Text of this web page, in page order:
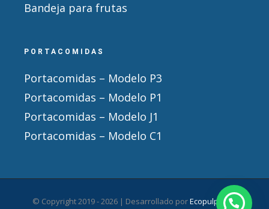
Bandeja para frutas
PORTACOMIDAS
Portacomidas – Modelo P3
Portacomidas – Modelo P1
Portacomidas – Modelo J1
Portacomidas – Modelo C1
© Copyright 2019 -2026 | Desarrollado porEcopulpack|